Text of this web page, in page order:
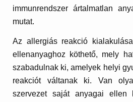
immunrendszer ártalmatlan
mutat.
Az allergiás reakció
ellenanyaghoz köthető, mely
szabadulnak ki, amelyek helyi
reakciót váltanak ki. Van
szervezet saját anyagai ellen